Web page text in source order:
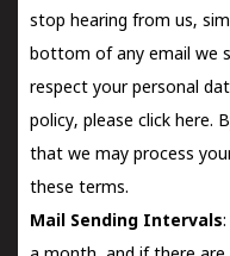
stop hearing from us,
bottom of any email we
respect your personal
policy, please click here.
that we may process
these terms.
Mail Sending Intervals